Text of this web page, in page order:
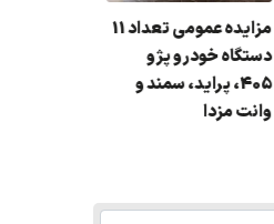
مزایده دولتی زانتیا رنگ
: نقره ای مدل : 84